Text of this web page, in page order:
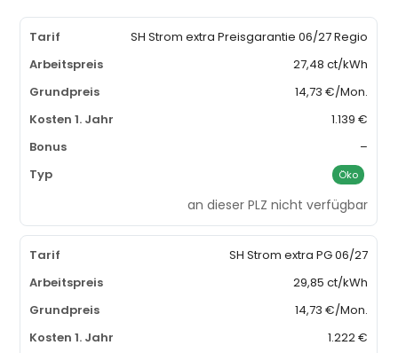
SH Strom extra Preisgarantie 06/27 Regio
27,48 ct/kWh
14,73 €/Mon.
1.139 €
–
Öko
an dieser PLZ nicht verfügbar
SH Strom extra PG 06/27
29,85 ct/kWh
14,73 €/Mon.
1.222 €